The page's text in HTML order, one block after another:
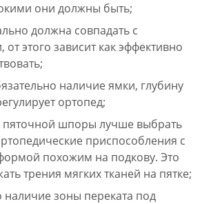
они должны быть;
должна совпадать с
этого зависит как эффективно
наличие ямки, глубину
ортопед;
пяточной шпоры лучше выбрать
приспособления с
похожим на подкову. Это
трения мягких тканей на пятке;
наличие зоны переката под